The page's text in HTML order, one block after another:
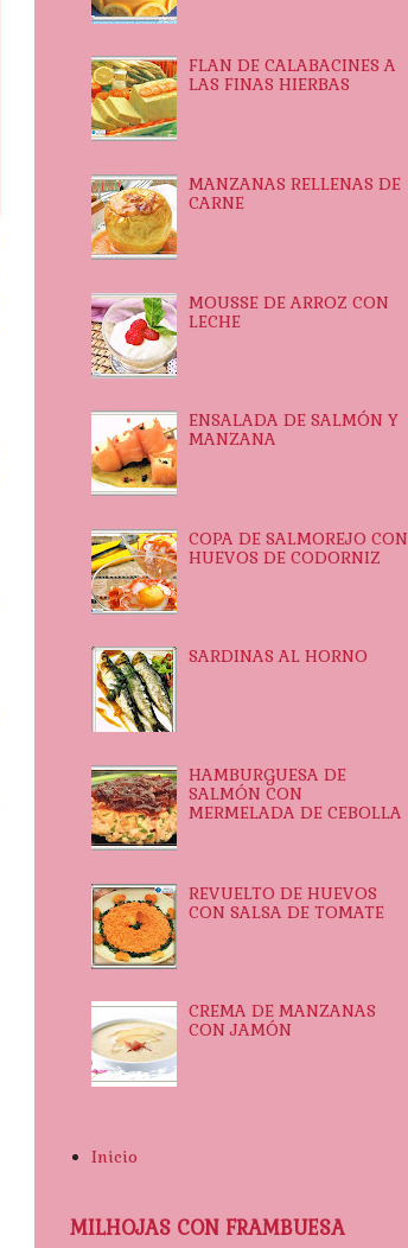
FLAN DE CALABACINES A
LAS FINAS HIERBAS
MANZANAS RELLENAS DE
CARNE
MOUSSE DE ARROZ CON
LECHE
ENSALADA DE SALMÓN Y
MANZANA
COPA DE SALMOREJO CON
HUEVOS DE CODORNIZ
SARDINAS AL HORNO
HAMBURGUESA DE
SALMÓN CON
MERMELADA DE CEBOLLA
REVUELTO DE HUEVOS
CON SALSA DE TOMATE
CREMA DE MANZANAS
CON JAMÓN
Inicio
MILHOJAS CON FRAMBUESA